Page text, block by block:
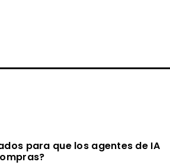
para que los agentes de IA